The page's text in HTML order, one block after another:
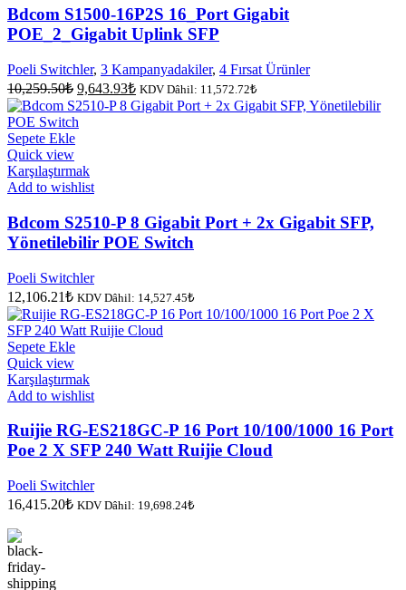
Bdcom S1500-16P2S 16_Port Gigabit
POE_2_Gigabit Uplink SFP
Poeli Switchler, 3 Kampanyadakiler, 4 Fırsat Ürünler
10,259.50₺ Orijinal
fiyat:
10,259.50₺.
9,643.93₺Şu
andaki
fiyat:
KDV Dâhil: 11,572.72₺
Sepete Ekle
Quick view
Karşılaştırmak
Add to wishlist
Bdcom S2510-P 8 Gigabit Port + 2x Gigabit SFP,
Yönetilebilir POE Switch
Poeli Switchler
12,106.21₺ KDV Dâhil: 14,527.45₺
Sepete Ekle
Quick view
Karşılaştırmak
Add to wishlist
Ruijie RG-ES218GC-P 16 Port 10/100/1000 16 Port
Poe 2 X SFP 240 Watt Ruijie Cloud
Poeli Switchler
16,415.20₺ KDV Dâhil: 19,698.24₺